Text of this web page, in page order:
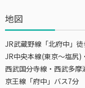
地図
JR武蔵野線「北府中」
JR中央本線(東京～塩尻)
西武国分寺線・西武多
京王線「府中」バス7分